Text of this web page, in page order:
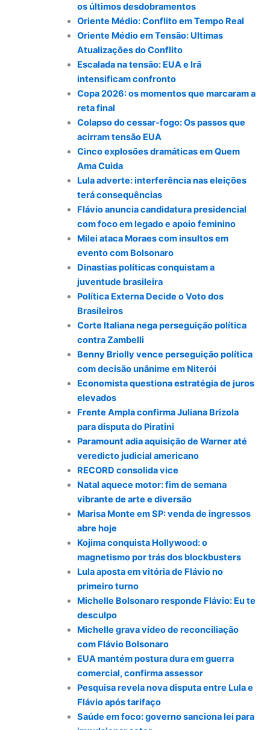
os últimos desdobramentos
Oriente Médio: Conflito em Tempo Real
Oriente Médio em Tensão: Ultimas
Atualizações do Conflito
Escalada na tensão: EUA e Irã
intensificam confronto
Copa 2026: os momentos que marcaram a
reta final
Colapso do cessar-fogo: Os passos que
acirram tensão EUA
Cinco explosões dramáticas em Quem
Ama Cuida
Lula adverte: interferência nas eleições
terá consequências
Flávio anuncia candidatura presidencial
com foco em legado e apoio feminino
Milei ataca Moraes com insultos em
evento com Bolsonaro
Dinastias políticas conquistam a
juventude brasileira
Política Externa Decide o Voto dos
Brasileiros
Corte Italiana nega perseguição política
contra Zambelli
Benny Briolly vence perseguição política
com decisão unânime em Niterói
Economista questiona estratégia de juros
elevados
Frente Ampla confirma Juliana Brizola
para disputa do Piratini
Paramount adia aquisição de Warner até
veredicto judicial americano
RECORD consolida vice
Natal aquece motor: fim de semana
vibrante de arte e diversão
Marisa Monte em SP: venda de ingressos
abre hoje
Kojima conquista Hollywood: o
magnetismo por trás dos blockbusters
Lula aposta em vitória de Flávio no
primeiro turno
Michelle Bolsonaro responde Flávio: Eu te
desculpo
Michelle grava vídeo de reconciliação
com Flávio Bolsonaro
EUA mantém postura dura em guerra
comercial, confirma assessor
Pesquisa revela nova disputa entre Lula e
Flávio após tarifaço
Saúde em foco: governo sanciona lei para